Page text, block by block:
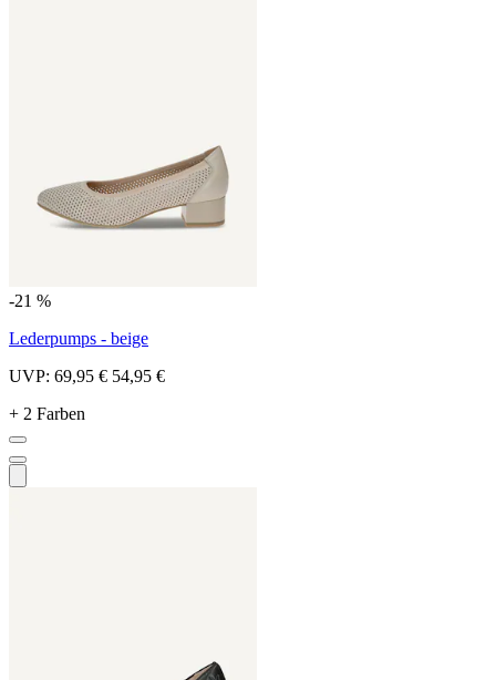
-21 %
Lederpumps - beige
UVP: 69,95 € 54,95 €
+ 2 Farben